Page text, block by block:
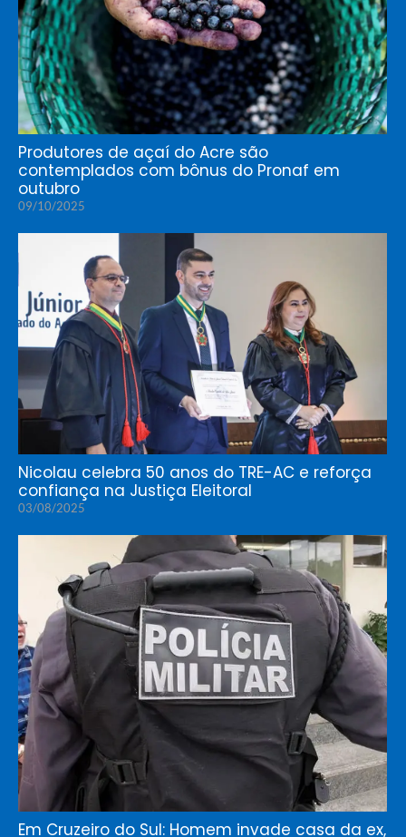
Produtores de açaí do Acre são
contemplados com bônus do Pronaf em
outubro
09/10/2025
Nicolau celebra 50 anos do TRE-AC e reforça
confiança na Justiça Eleitoral
03/08/2025
Em Cruzeiro do Sul: Homem invade casa da ex,